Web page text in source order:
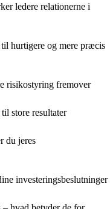
ledere relationerne i
hurtigere og mere præcis
risikostyring fremover
store resultater
du jeres
investeringsbeslutninger